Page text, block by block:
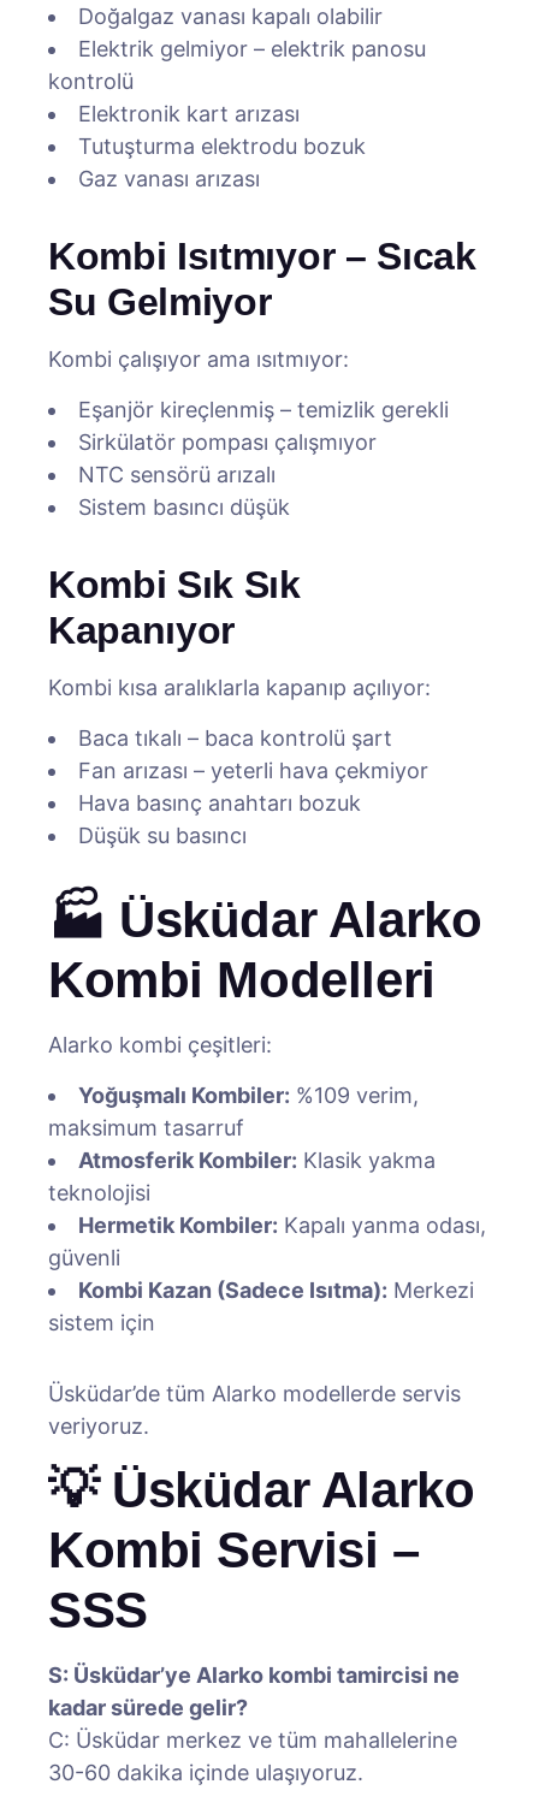
Doğalgaz vanası kapalı olabilir
Elektrik gelmiyor – elektrik panosu
kontrolü
Elektronik kart arızası
Tutuşturma elektrodu bozuk
Gaz vanası arızası
Kombi Isıtmıyor – Sıcak
Su Gelmiyor
Kombi çalışıyor ama ısıtmıyor:
Eşanjör kireçlenmiş – temizlik gerekli
Sirkülatör pompası çalışmıyor
NTC sensörü arızalı
Sistem basıncı düşük
Kombi Sık Sık
Kapanıyor
Kombi kısa aralıklarla kapanıp açılıyor:
Baca tıkalı – baca kontrolü şart
Fan arızası – yeterli hava çekmiyor
Hava basınç anahtarı bozuk
Düşük su basıncı
🏭 Üsküdar Alarko
Kombi Modelleri
Alarko kombi çeşitleri:
Yoğuşmalı Kombiler: %109 verim,
maksimum tasarruf
Atmosferik Kombiler: Klasik yakma
teknolojisi
Hermetik Kombiler: Kapalı yanma odası,
güvenli
Kombi Kazan (Sadece Isıtma): Merkezi
sistem için
Üsküdar’de tüm Alarko modellerde servis
veriyoruz.
💡 Üsküdar Alarko
Kombi Servisi –
SSS
S: Üsküdar’ye Alarko kombi tamircisi ne
kadar sürede gelir?
C: Üsküdar merkez ve tüm mahallelerine
30-60 dakika içinde ulaşıyoruz.